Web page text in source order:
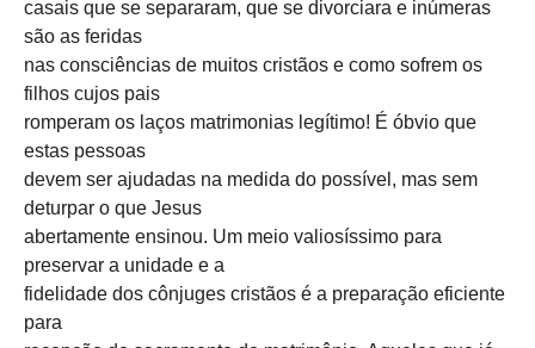
casais que se separaram, que se divorciara e inúmeras
são as feridas
nas consciências de muitos cristãos e como sofrem os
filhos cujos pais
romperam os laços matrimonias legítimo! É óbvio que
estas pessoas
devem ser ajudadas na medida do possível, mas sem
deturpar o que Jesus
abertamente ensinou. Um meio valiosíssimo para
preservar a unidade e a
fidelidade dos cônjuges cristãos é a preparação eficiente
para